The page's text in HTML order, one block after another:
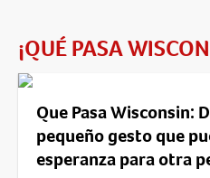
¡QUÉ PASA
Que Pasa Wisconsin:
pequeño gesto que
esperanza para otra